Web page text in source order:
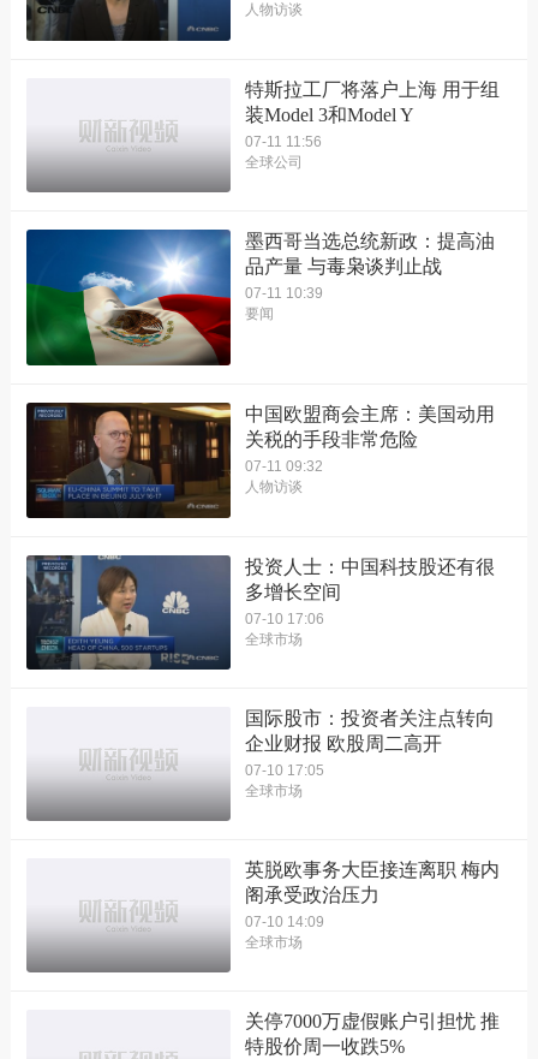
人物访谈
特斯拉工厂将落户上海 用于组
装Model 3和Model Y
07-11 11:56
全球公司
墨西哥当选总统新政：提高油
品产量 与毒枭谈判止战
07-11 10:39
要闻
中国欧盟商会主席：美国动用
关税的手段非常危险
07-11 09:32
人物访谈
投资人士：中国科技股还有很
多增长空间
07-10 17:06
全球市场
国际股市：投资者关注点转向
企业财报 欧股周二高开
07-10 17:05
全球市场
英脱欧事务大臣接连离职 梅内
阁承受政治压力
07-10 14:09
全球市场
关停7000万虚假账户引担忧 推
特股价周一收跌5%